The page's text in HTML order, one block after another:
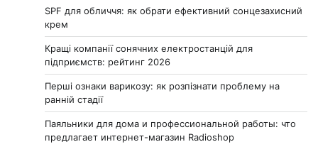
SPF для обличчя: як обрати ефективний сонцезахисний
крем
Кращі компанії сонячних електростанцій для
підприємств: рейтинг 2026
Перші ознаки варикозу: як розпізнати проблему на
ранній стадії
Паяльники для дома и профессиональной работы: что
предлагает интернет-магазин Radioshop